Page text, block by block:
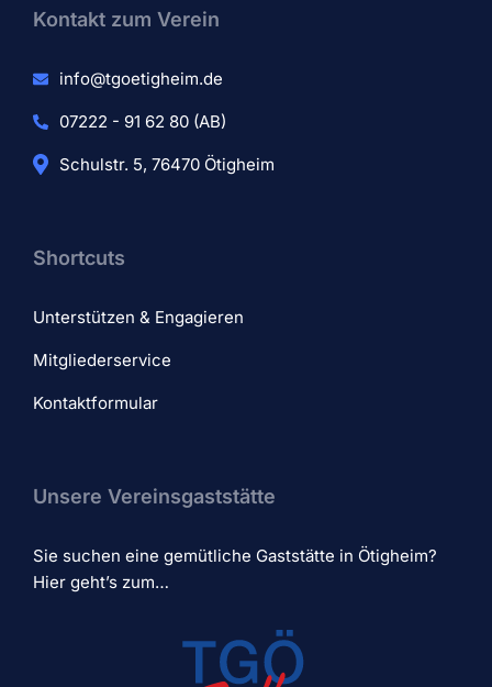
Kontakt zum Verein​
info@tgoetigheim.de
07222 - 91 62 80 (AB)
Schulstr. 5, 76470 Ötigheim
Shortcuts
Unterstützen & Engagieren
Mitgliederservice
Kontaktformular
Unsere Vereinsgaststätte
Sie suchen eine gemütliche Gaststätte in Ötigheim?
Hier geht’s zum…